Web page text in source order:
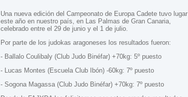
Una nueva edición del Campeonato de Europa Cadete tuvo lugar
este año en nuestro país, en Las Palmas de Gran Canaria,
celebrado entre el 29 de junio y el 1 de julio.
Por parte de los judokas aragoneses los resultados fueron:
- Ballalo Coulibaly (Club Judo Binéfar) +70kg: 5º puesto
- Lucas Montes (Escuela Club Ibón) -60kg: 7º puesto
- Sogona Magassa (Club Judo Binéfar) +70kg: 7º puesto